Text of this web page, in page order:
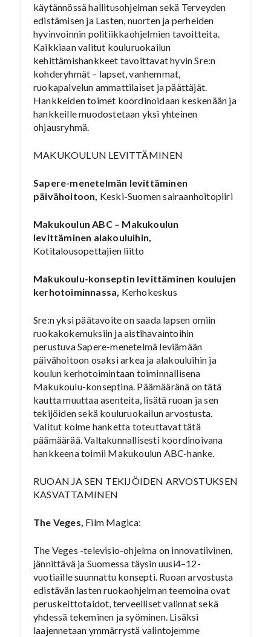
käytännössä hallitusohjelman sekä Terveyden
edistämisen ja Lasten, nuorten ja perheiden
hyvinvoinnin politiikkaohjelmien tavoitteita.
Kaikkiaan valitut kouluruokailun
kehittämishankkeet tavoittavat hyvin Sre:n
kohderyhmät – lapset, vanhemmat,
ruokapalvelun ammattilaiset ja päättäjät.
Hankkeiden toimet koordinoidaan keskenään ja
hankkeille muodostetaan yksi yhteinen
ohjausryhmä.
MAKUKOULUN LEVITTÄMINEN
Sapere-menetelmän levittäminen
päivähoitoon, Keski-Suomen sairaanhoitopiiri
Makukoulun ABC – Makukoulun
levittäminen alakouluihin,
Kotitalousopettajien liitto
Makukoulu-konseptin levittäminen koulujen
kerhotoiminnassa, Kerhokeskus
Sre:n yksi päätavoite on saada lapsen omiin
ruokakokemuksiin ja aistihavaintoihin
perustuva Sapere-menetelmä leviämään
päivähoitoon osaksi arkea ja alakouluihin ja
koulun kerhotoimintaan toiminnallisena
Makukoulu-konseptina. Päämääränä on tätä
kautta muuttaa asenteita, lisätä ruoan ja sen
tekijöiden sekä kouluruokailun arvostusta.
Valitut kolme hanketta toteuttavat tätä
päämäärää. Valtakunnallisesti koordinoivana
hankkeena toimii Makukoulun ABC-hanke.
RUOAN JA SEN TEKIJÖIDEN ARVOSTUKSEN
KASVATTAMINEN
The Veges, Film Magica:
The Veges -televisio-ohjelma on innovatiivinen,
jännittävä ja Suomessa täysin uusi4–12-
vuotiaille suunnattu konsepti. Ruoan arvostusta
edistävän lasten ruokaohjelman teemoina ovat
peruskeittotaidot, terveelliset valinnat sekä
yhdessä tekeminen ja syöminen. Lisäksi
laajennetaan ymmärrystä valintojemme